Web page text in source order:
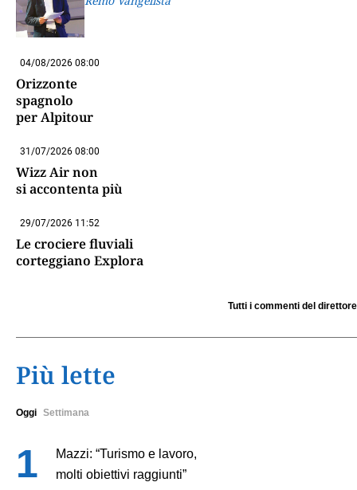
04/08/2026 08:00
Orizzonte
spagnolo
per Alpitour
31/07/2026 08:00
Wizz Air non
si accontenta più
29/07/2026 11:52
Le crociere fluviali
corteggiano Explora
Tutti i commenti del direttore
Più lette
Oggi Settimana
Mazzi: “Turismo e lavoro,
molti obiettivi raggiunti”